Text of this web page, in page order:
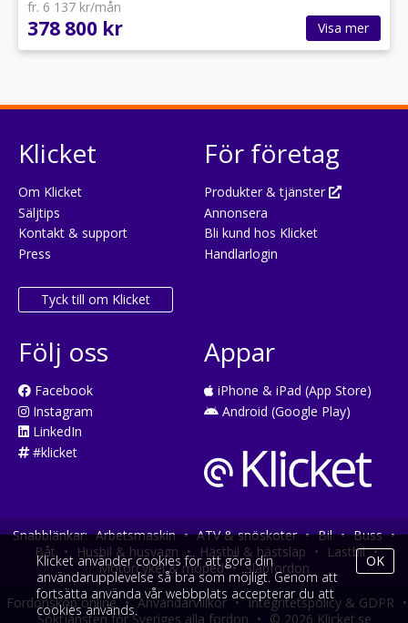
fr. 6 137 kr/mån
378 800 kr Visa mer
Klicket
Om Klicket
Säljtips
Kontakt & support
Press
Tyck till om Klicket
För företag
Produkter & tjänster
Annonsera
Bli kund hos Klicket
Handlarlogin
Följ oss
Facebook
Instagram
LinkedIn
#klicket
Appar
iPhone & iPad (App Store)
Android (Google Play)
Snabblänkar: Arbetsmaskin • ATV & snöskoter • Bil • Buss •
Båt • Husbil & husvagn • Hästbil & hästsläp • Lastbil •
Motorcykel & moped • Släpfordon
Fordonsköp online • Användarvillkor • Integritetspolicy & GDPR •
Söktjänsten för Sveriges alla fordon • © 2026 Klicket.se
Klicket använder cookies för att göra din
användarupplevelse så bra som möjligt. Genom att
fortsätta använda vår webbplats accepterar du att
cookies används.
OK